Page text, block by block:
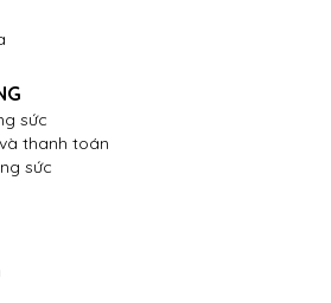
sức
thanh toán
sức